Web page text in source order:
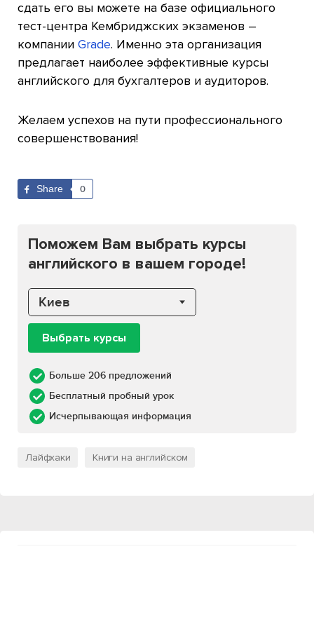
сдать его вы можете на базе официального
тест-центра Кембриджских экзаменов –
компании Grade. Именно эта организация
предлагает наиболее эффективные курсы
английского для бухгалтеров и аудиторов.
Желаем успехов на пути профессионального
совершенствования!
Share 0
Поможем Вам выбрать курсы
английского в вашем городе!
Киев
Выбрать курсы
Больше 206 предложений
Бесплатный пробный урок
Исчерпывающая информация
Лайфхаки Книги на английском